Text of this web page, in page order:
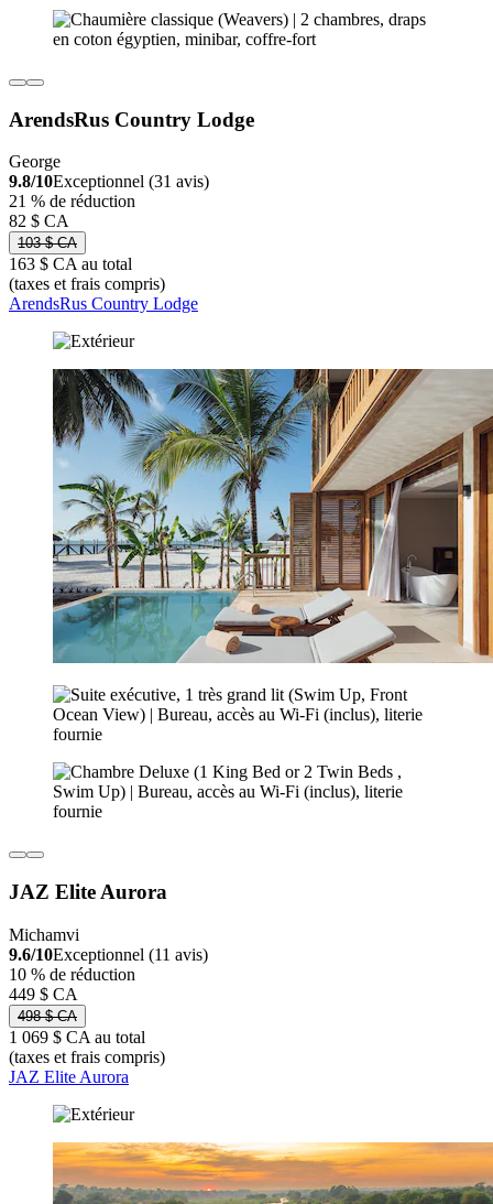
ArendsRus Country Lodge
George
9.8/10Exceptionnel (31 avis)
21 % de réduction
82 $ CA
103 $ CA
163 $ CA au total
(taxes et frais compris)
ArendsRus Country Lodge
JAZ Elite Aurora
Michamvi
9.6/10Exceptionnel (11 avis)
10 % de réduction
449 $ CA
498 $ CA
1 069 $ CA au total
(taxes et frais compris)
JAZ Elite Aurora